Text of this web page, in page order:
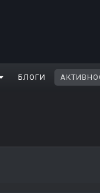
БЛОГИ